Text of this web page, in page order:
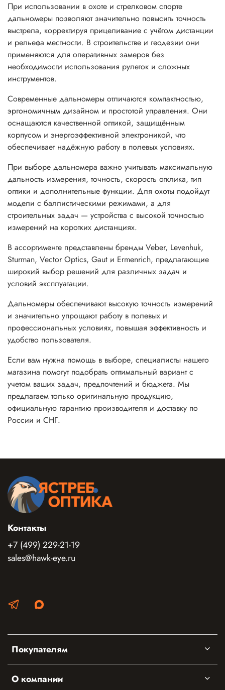
При использовании в охоте и стрелковом спорте
дальномеры позволяют значительно повысить точность
выстрела, корректируя прицеливание с учётом дистанции
и рельефа местности. В строительстве и геодезии они
применяются для оперативных замеров без
необходимости использования рулеток и сложных
инструментов.
Современные дальномеры отличаются компактностью,
эргономичным дизайном и простотой управления. Они
оснащаются качественной оптикой, защищённым
корпусом и энергоэффективной электроникой, что
обеспечивает надёжную работу в полевых условиях.
При выборе дальномера важно учитывать максимальную
дальность измерения, точность, скорость отклика, тип
оптики и дополнительные функции. Для охоты подойдут
модели с баллистическими режимами, а для
строительных задач — устройства с высокой точностью
измерений на коротких дистанциях.
В ассортименте представлены бренды Veber, Levenhuk,
Sturman, Vector Optics, Gaut и Ermenrich, предлагающие
широкий выбор решений для различных задач и
условий эксплуатации.
Дальномеры обеспечивают высокую точность измерений
и значительно упрощают работу в полевых и
профессиональных условиях, повышая эффективность и
удобство пользователя.
Если вам нужна помощь в выборе, специалисты нашего
магазина помогут подобрать оптимальный вариант с
учетом ваших задач, предпочтений и бюджета. Мы
предлагаем только оригинальную продукцию,
официальную гарантию производителя и доставку по
России и СНГ.
Покупателям
О компании
Контакты
+7 (499) 229-21-19
sales@hawk-eye.ru